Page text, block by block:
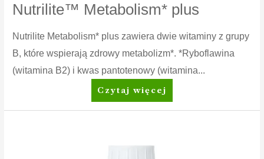
Nutrilite™ Metabolism* plus
Nutrilite Metabolism* plus zawiera dwie witaminy z grupy
B, które wspierają zdrowy metabolizm*. *Ryboflawina
(witamina B2) i kwas pantotenowy (witamina...
Nutrilite™
Metabolism*
Czytaj więcej